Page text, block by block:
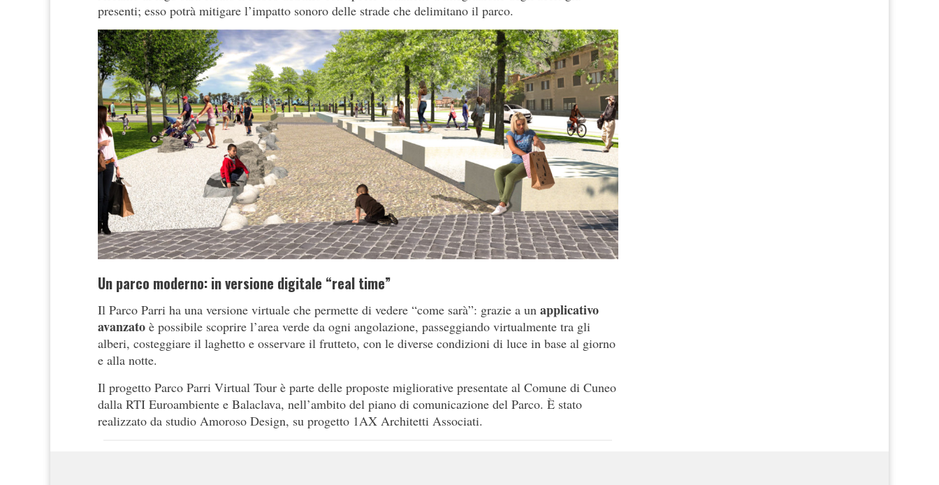
presenti; esso potrà mitigare l’impatto sonoro delle strade che delimitano il parco.
Un parco moderno: in versione digitale “real time”
Il Parco Parri ha una versione virtuale che permette di vedere “come sarà”: grazie a un applicativo
avanzato è possibile scoprire l’area verde da ogni angolazione, passeggiando virtualmente tra gli
alberi, costeggiare il laghetto e osservare il frutteto, con le diverse condizioni di luce in base al giorno
e alla notte.
Il progetto Parco Parri Virtual Tour è parte delle proposte migliorative presentate al Comune di Cuneo
dalla RTI Euroambiente e Balaclava, nell’ambito del piano di comunicazione del Parco. È stato
realizzato da studio Amoroso Design, su progetto 1AX Architetti Associati.